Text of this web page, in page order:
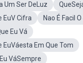
Um Ser DeLuz
EuV Cifra
Nao É Facil
Eu Vá
EuVáesta Em Que Tom
VáSempre